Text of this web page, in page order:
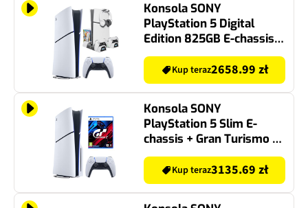
Konsola SONY
PlayStation 5 Digital
Edition 825GB E-chassis +
Podstawka chłodząca
FROGGIEX FX-P5-C4-W do
PS5 Slim
Kup teraz2658.99 zł
Konsola SONY
PlayStation 5 Slim E-
chassis + Gran Turismo 7
Gra PS5
Kup teraz3135.69 zł